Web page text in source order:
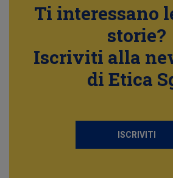
Ti interessano
storie?
Iscriviti alla
di Etica
ISCRIVITI